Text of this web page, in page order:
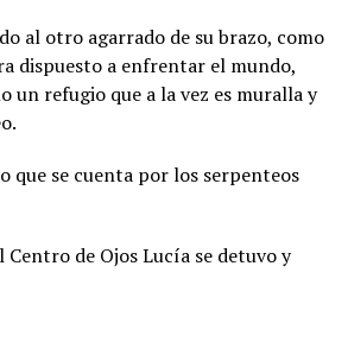
al otro agarrado de su brazo, como
dispuesto a enfrentar el mundo,
un refugio que a la vez es muralla y
que se cuenta por los serpenteos
de Ojos Lucía se detuvo y